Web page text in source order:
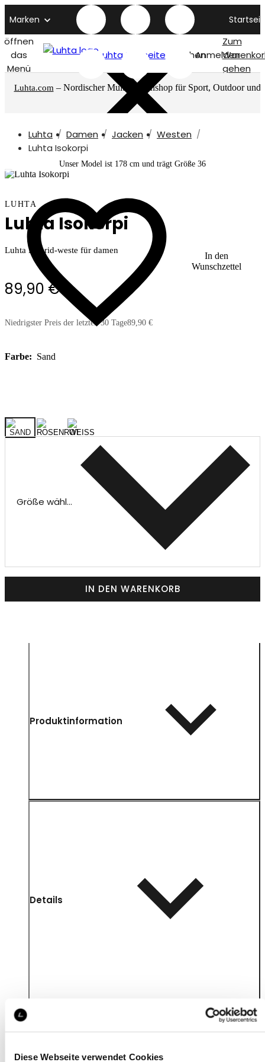
Diese Webseite verwendet Cookies
Marken
öffnen
das
Menü
Luhta titelseite SuchenAnmelden
Zum
gehen
Luhta.com – Nordischer Multimarkenshop für Sport, Outdoor und
Luhta Damen Jacken
Westen
Luhta Isokorpi
In den
Wunschzettel
Unser Model ist 178 cm und trägt Größe 36
LUHTA
Luhta Isokorpi
Luhta Hybrid-weste für damen
89,90 €
Niedrigster Preis der letzten 30 Tage89,90 €
Farbe: Sand
Größe wählen
IN DEN WARENKORB
Produktinformation
Details